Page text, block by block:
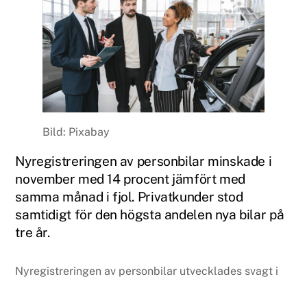
Bild: Pixabay
Nyregistreringen av personbilar minskade i
november med 14 procent jämfört med
samma månad i fjol. Privatkunder stod
samtidigt för den högsta andelen nya bilar på
tre år.
Nyregistreringen av personbilar utvecklades svagt i